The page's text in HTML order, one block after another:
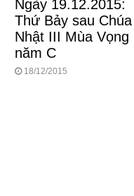
Ngày 19.12.2015:
Thứ Bảy sau Chúa
Nhật III Mùa Vọng
năm C
18/12/2015